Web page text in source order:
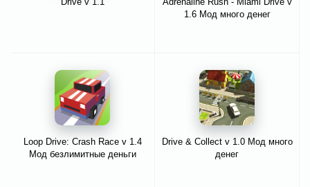
1.6 Мод много денег
Loop Drive: Crash Race v 1.4
Мод безлимитные деньги
Drive & Collect v 1.0 Мод много
денег